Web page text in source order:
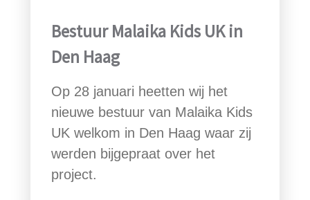
Bestuur Malaika Kids UK in
Den Haag
Op 28 januari heetten wij het
nieuwe bestuur van Malaika Kids
UK welkom in Den Haag waar zij
werden bijgepraat over het
project.